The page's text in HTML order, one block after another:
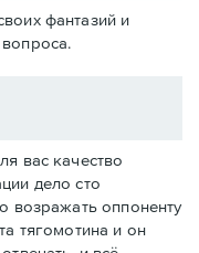
фантазий и
вас качество
дело сто
возражать оппоненту
тягомотина и он